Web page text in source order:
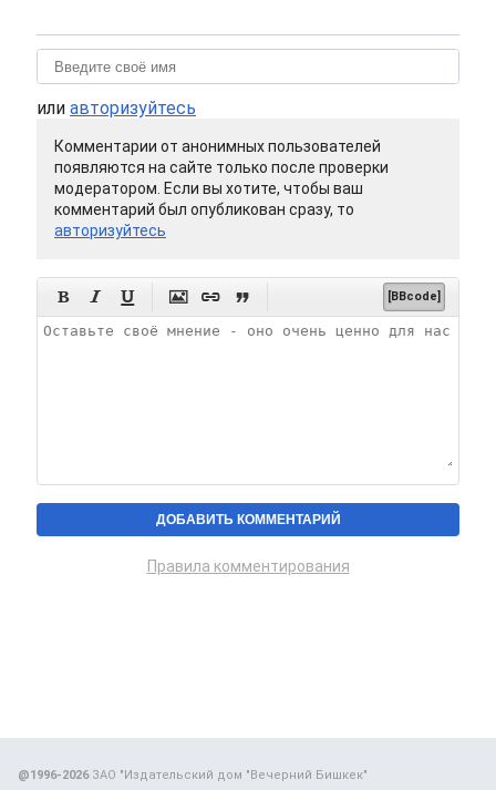
или авторизуйтесь
Комментарии от анонимных пользователей
появляются на сайте только после проверки
модератором. Если вы хотите, чтобы ваш
комментарий был опубликован сразу, то
авторизуйтесь
      [BBcode]
Правила комментирования
@1996-2026ЗАО "Издательский дом "Вечерний Бишкек"